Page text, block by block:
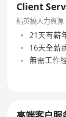
Client
精英橋人力資
21天有薪
16天全薪
無需工作